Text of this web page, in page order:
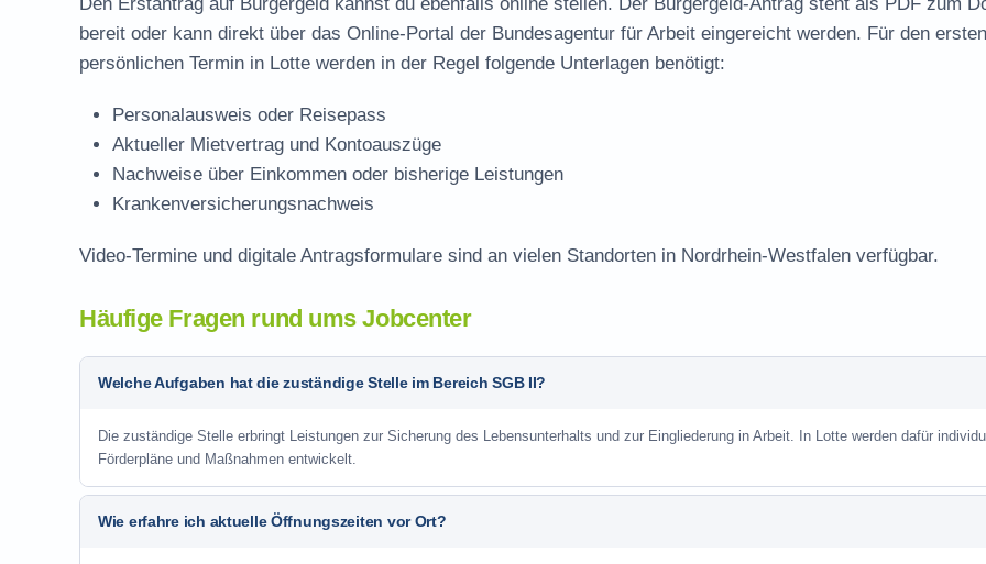
bereit oder kann direkt über das Online-Portal der Bundesagentur für Arbeit eingereicht werden. Für den ersten
persönlichen Termin in Lotte werden in der Regel folgende Unterlagen benötigt:
Personalausweis oder Reisepass
Aktueller Mietvertrag und Kontoauszüge
Nachweise über Einkommen oder bisherige Leistungen
Krankenversicherungsnachweis
Video-Termine und digitale Antragsformulare sind an vielen Standorten in Nordrhein-Westfalen verfügbar.
Häufige Fragen rund ums Jobcenter
Welche Aufgaben hat die zuständige Stelle im Bereich SGB II?
Die zuständige Stelle erbringt Leistungen zur Sicherung des Lebensunterhalts und zur Eingliederung in Arbeit. In Lotte werden dafür
Förderpläne und Maßnahmen entwickelt.
Wie erfahre ich aktuelle Öffnungszeiten vor Ort?